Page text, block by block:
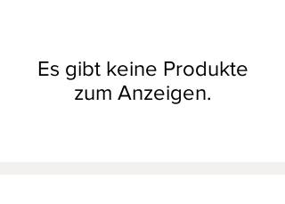
Es gibt keine Produkte
zum Anzeigen.